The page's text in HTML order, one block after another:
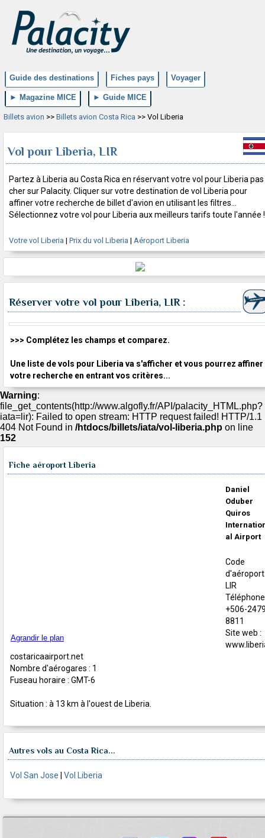
Guide des destinations Fiches pays Voyager
► Magazine MICE ► Guide MICE
Billets avion >> Billets avion Costa Rica >> Vol Liberia
Vol pour Liberia, LIR
Partez à Liberia au Costa Rica en réservant votre vol pour Liberia pas
cher sur Palacity. Cliquer sur votre destination de vol Liberia pour
affiner votre recherche de billet d'avion en utilisant les filtres...
Sélectionnez votre vol pour Liberia aux meilleurs tarifs toute l'année !
Votre vol Liberia | Prix du vol Liberia | Aéroport Liberia
Réserver votre vol pour Liberia, LIR :
>>> Complétez les champs et comparez.
Une liste de vols pour Liberia va s'afficher et vous pourrez affiner
votre recherche en entrant vos critères...
Warning:
file_get_contents(http://www.algofly.fr/API/palacity_HTML.php?
iata=lir): Failed to open stream: HTTP request failed! HTTP/1.1
404 Not Found in /htdocs/billets/iata/vol-liberia.php on line
152
Fiche aéroport Liberia
Agrandir le plan
Daniel
Oduber
Quiros
al Airport
Code
d'aéroport
LIR
+506-
8811
Site web :
costaricaairport.net
Nombre d'aérogares : 1
Fuseau horaire : GMT-6
Situation : à 13 km à l'ouest de Liberia.
Autres vols au Costa Rica...
Vol San Jose Vol Liberia